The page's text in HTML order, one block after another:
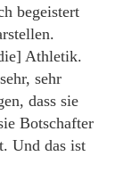
begeistert
Athletik.
sehr
dass sie
Botschafter
Und das ist